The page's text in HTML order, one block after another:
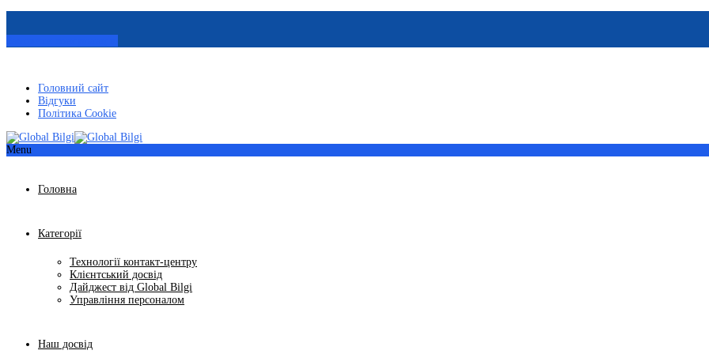
Головний сайт
Відгуки
Політика Cookie
Menu
Головна
Категорії
Технології контакт-центру
Клієнтський досвід
Дайджест від Global Bilgi
Управління персоналом
Наш досвід